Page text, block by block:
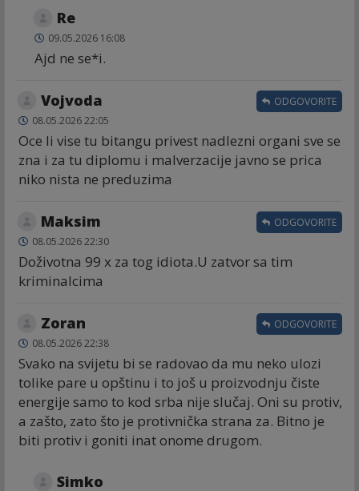
Re
09.05.2026 16:08
Ajd ne se*i.
Vojvoda
08.05.2026 22:05
Oce li vise tu bitangu privest nadlezni organi sve se
zna i za tu diplomu i malverzacije javno se prica
niko nista ne preduzima
ODGOVORITE
Maksim
08.05.2026 22:30
Doživotna 99 x za tog idiota.U zatvor sa tim
kriminalcima
ODGOVORITE
Zoran
08.05.2026 22:38
Svako na svijetu bi se radovao da mu neko ulozi
tolike pare u opštinu i to još u proizvodnju čiste
energije samo to kod srba nije slučaj. Oni su protiv,
a zašto, zato što je protivnička strana za. Bitno je
biti protiv i goniti inat onome drugom.
ODGOVORITE
Simko